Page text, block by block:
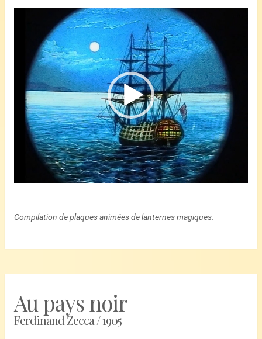
Compilation de plaques animées de lanternes magiques.
Au pays noir
Ferdinand Zecca / 1905